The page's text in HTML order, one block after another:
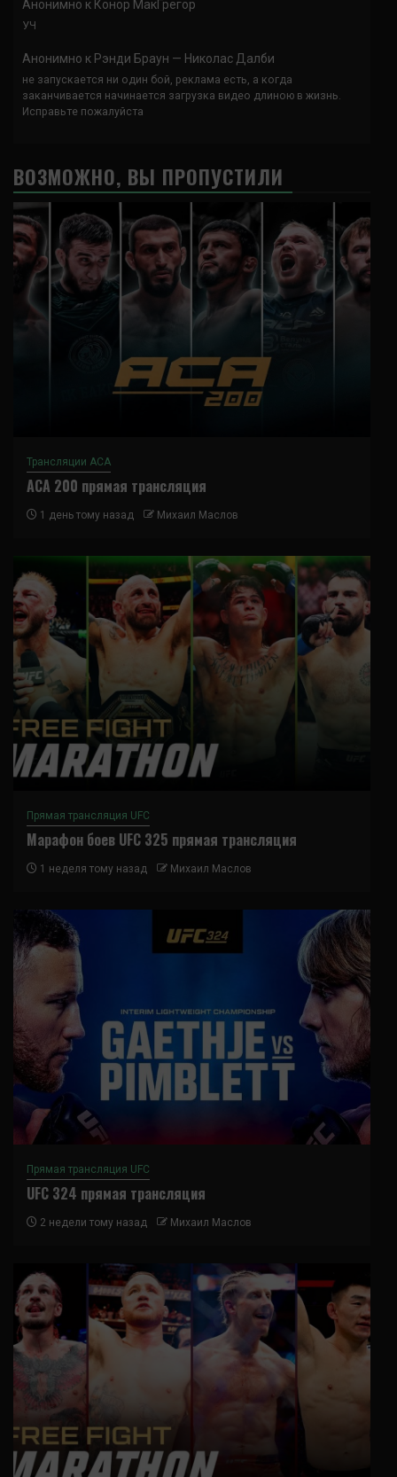
Анонимно к Конор МакГрегор
УЧ
Анонимно к Рэнди Браун — Николас Далби
не запускается ни один бой, реклама есть, а когда
заканчивается начинается загрузка видео длиною в жизнь.
Исправьте пожалуйста
ВОЗМОЖНО, ВЫ ПРОПУСТИЛИ
Трансляции ACA
ACA 200 прямая трансляция
1 день тому назад Михаил Маслов
Прямая трансляция UFC
Марафон боев UFC 325 прямая трансляция
1 неделя тому назад Михаил Маслов
Прямая трансляция UFC
UFC 324 прямая трансляция
2 недели тому назад Михаил Маслов